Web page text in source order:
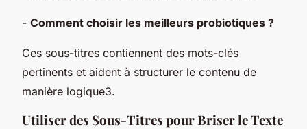
- Comment choisir les meilleurs probiotiques ?
Ces sous-titres contiennent des mots-clés
pertinents et aident à structurer le contenu de
manière logique3.
Utiliser des Sous-Titres pour Briser le Texte